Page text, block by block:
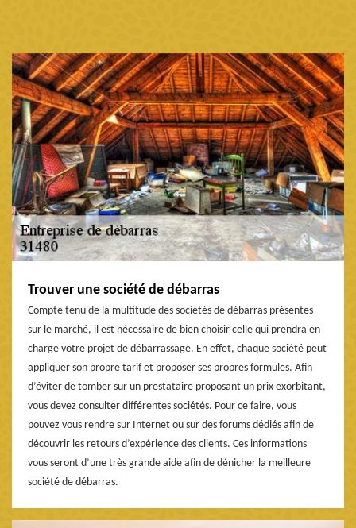
Trouver une société de débarras
Compte tenu de la multitude des sociétés de débarras présentes
sur le marché, il est nécessaire de bien choisir celle qui prendra en
charge votre projet de débarrassage. En effet, chaque société peut
appliquer son propre tarif et proposer ses propres formules. Afin
d’éviter de tomber sur un prestataire proposant un prix exorbitant,
vous devez consulter différentes sociétés. Pour ce faire, vous
pouvez vous rendre sur Internet ou sur des forums dédiés afin de
découvrir les retours d’expérience des clients. Ces informations
vous seront d’une très grande aide afin de dénicher la meilleure
société de débarras.